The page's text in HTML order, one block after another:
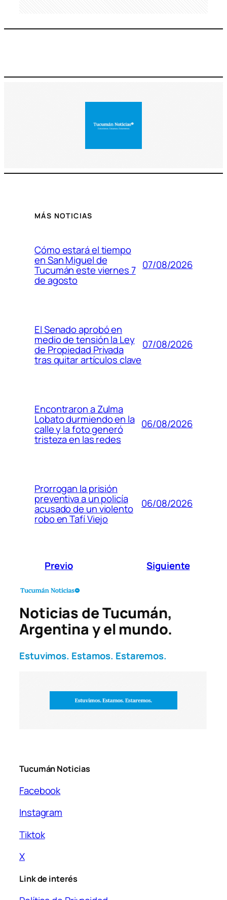
MÁS NOTICIAS
Cómo estará el tiempo
en San Miguel de
Tucumán este viernes 7
de agosto
07/08/2026
El Senado aprobó en
medio de tensión la Ley
de Propiedad Privada
tras quitar artículos clave
07/08/2026
Encontraron a Zulma
Lobato durmiendo en la
calle y la foto generó
tristeza en las redes
06/08/2026
Prorrogan la prisión
preventiva a un policía
acusado de un violento
robo en Tafí Viejo
06/08/2026
Previo Siguiente
Noticias de Tucumán,
Argentina y el mundo.
Estuvimos. Estamos. Estaremos.
Tucumán Noticias
Facebook
Instagram
Tiktok
X
Link de interés